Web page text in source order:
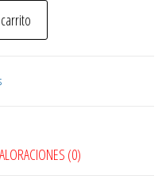
(0)